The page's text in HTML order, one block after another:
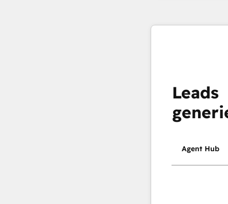
Leads
Agent Hub